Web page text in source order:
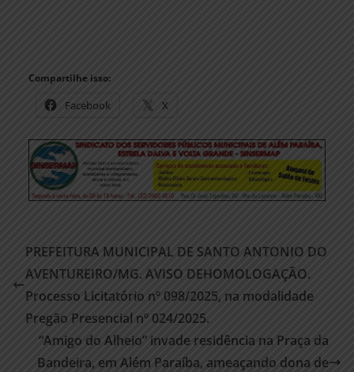
Compartilhe isso:
Facebook X
PREFEITURA MUNICIPAL DE SANTO ANTONIO DO
AVENTUREIRO/MG. AVISO DEHOMOLOGAÇÃO.
Processo Licitatório nº 098/2025, na modalidade
Pregão Presencial nº 024/2025.
“Amigo do Alheio” invade residência na Praça da
Bandeira, em Além Paraíba, ameaçando dona de